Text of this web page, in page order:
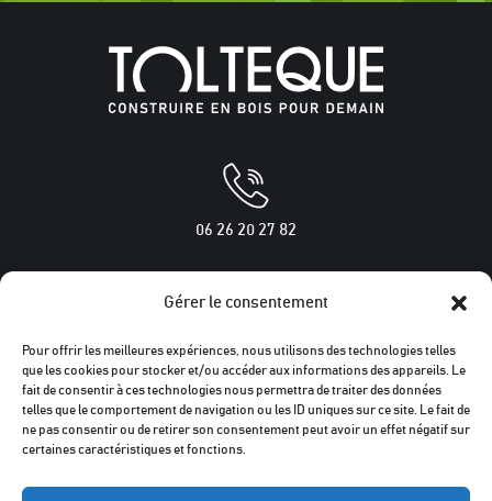
Gérer le consentement
Pour offrir les meilleures expériences, nous utilisons des technologies telles
que les cookies pour stocker et/ou accéder aux informations des appareils. Le
fait de consentir à ces technologies nous permettra de traiter des données
telles que le comportement de navigation ou les ID uniques sur ce site. Le fait de
ne pas consentir ou de retirer son consentement peut avoir un effet négatif sur
certaines caractéristiques et fonctions.
06 26 20 27 82
250 rue des chênes verts
34160 BOISSERON